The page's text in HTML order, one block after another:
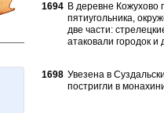
1694 В деревне Кожухово
пятиугольни­ка,
две части:
атаковали городок
1698 Увезена в
постригли в